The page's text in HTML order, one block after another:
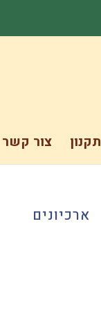
תקנון צור קשר
ארכיונים